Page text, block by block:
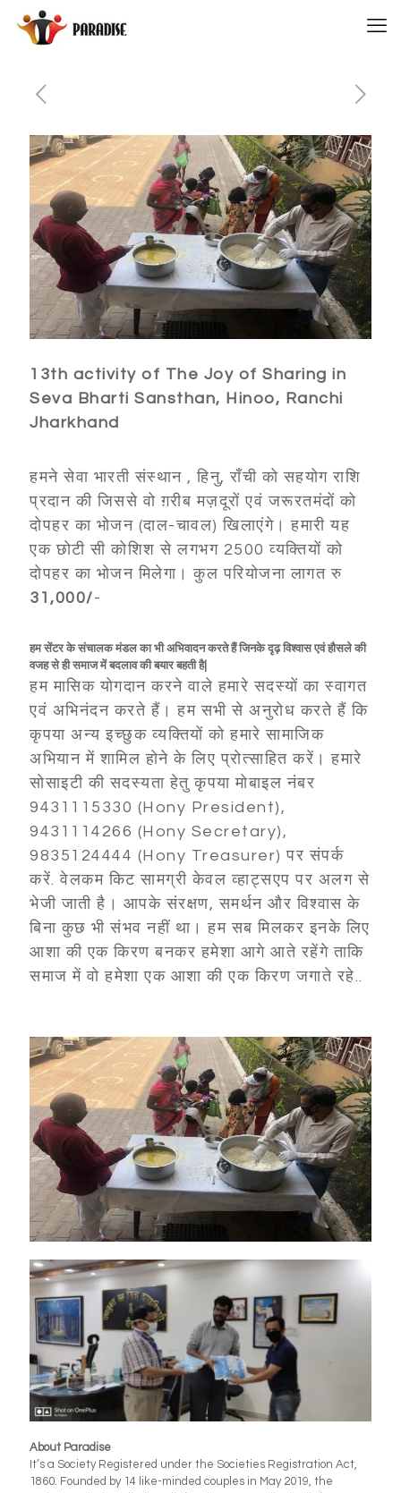
13th activity of The Joy of Sharing in
Seva Bharti Sansthan, Hinoo, Ranchi
Jharkhand
हमने सेवा भारती संस्थान , हिनु, राँची को सहयोग राशि
प्रदान की जिससे वो ग़रीब मज़दूरों एवं जरूरतमंदों को
दोपहर का भोजन (दाल-चावल) खिलाएंगे। हमारी यह
एक छोटी सी कोशिश से लगभग 2500 व्यक्तियों को
दोपहर का भोजन मिलेगा। कुल परियोजना लागत रु
31,000/-
हम सेंटर के संचालक मंडल का भी अभिवादन करते हैं जिनके दृढ़ विश्वास एवं हौसले की
वजह से ही समाज में बदलाव की बयार बहती है|
हम मासिक योगदान करने वाले हमारे सदस्यों का स्वागत
एवं अभिनंदन करते हैं। हम सभी से अनुरोध करते हैं कि
कृपया अन्य इच्छुक व्यक्तियों को हमारे सामाजिक
अभियान में शामिल होने के लिए प्रोत्साहित करें। हमारे
सोसाइटी की सदस्यता हेतु कृपया मोबाइल नंबर
9431115330 (Hony President),
9431114266 (Hony Secretary),
9835124444 (Hony Treasurer) पर संपर्क
करें. वेलकम किट सामग्री केवल व्हाट्सएप पर अलग से
भेजी जाती है। आपके संरक्षण, समर्थन और विश्वास के
बिना कुछ भी संभव नहीं था। हम सब मिलकर इनके लिए
आशा की एक किरण बनकर हमेशा आगे आते रहेंगे ताकि
समाज में वो हमेशा एक आशा की एक किरण जगाते रहे..
About Paradise
It’s a Society Registered under the Societies Registration Act,
1860. Founded by 14 like-minded couples in May 2019, the